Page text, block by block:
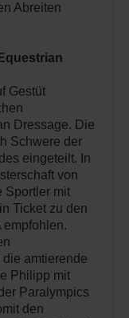
Abreiten
Gestüt
Dressage. Die
Schwere der
eingeteilt. In
von
Sportler mit
Ticket zu den
empfohlen.
amtierende
Philipp mit
Paralympics
den